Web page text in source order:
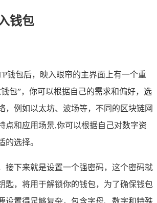
钱包
钱包后，映入眼帘的主界面上有一个重
包”，你可以根据自己的需求和偏好，选
，例如以太坊、波场等，不同的区块链网
点和应用场景,你可以根据自己对数字资
的选择。
接下来就是设置一个强密码，这个密码就
匙，将用于解锁你的钱包，为了确保钱包